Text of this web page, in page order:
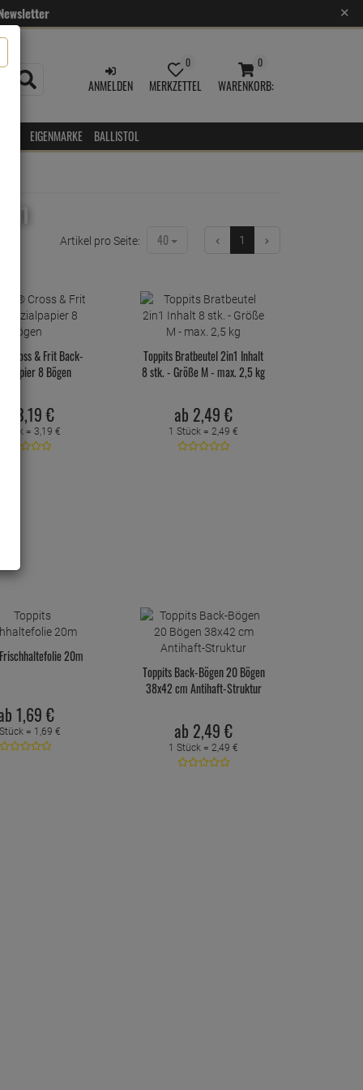
✕
ANMELDEN
ANMELDEN
MERKZETTEL
AUFKLAPPEN
0
MERKZETTEL
WARENKORB
AUFKLAPPEN
0
WARENKORB:
EIGENMARKE BALLISTOL
Artikel pro Seite: 40 1
Cross & Frit Back-
8 Bögen
3,19 €
= 3,19 €
Toppits Bratbeutel 2in1 Inhalt
8 stk. - Größe M - max. 2,5 kg
ab 2,49 €
1 Stück =2,49 €
20m
1,69 €
= 1,69 €
Toppits Back-Bögen 20 Bögen
38x42 cm Antihaft-Struktur
ab 2,49 €
1 Stück =2,49 €